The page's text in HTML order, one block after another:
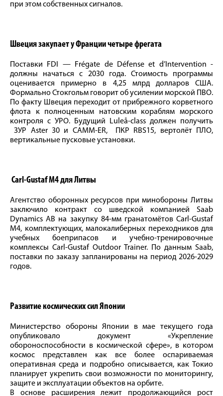
при этом собственных сигналов.
Швеция закупает у Франции четыре фрегата
Поставки FDI — Frégate de Défense et d’Intervention -
должны начаться с 2030 года. Стоимость программы
оценивается примерно в 4,25 млрд долларов США.
Формально Стокгольм говорит об усилении морской ПВО.
По факту Швеция переходит от прибрежного корветного
флота к полноценным натовским кораблям морского
контроля с УРО. Будущий Luleå-class должен получить
ЗУР Aster 30 и CAMM-ER, ПКР RBS15, вертолёт ПЛО,
вертикальные пусковые установки.
Carl-Gustaf M4 для Литвы
Агентство оборонных ресурсов при минобороны Литвы
заключило контракт со шведской компанией Saab
Dynamics AB на закупку 84-мм гранатомётов Carl-Gustaf
M4, комплектующих, малокалиберных переходников для
учебных боеприпасов и учебно-тренировочные
комплексы Carl-Gustaf Outdoor Trainer. По данным Saab,
поставки по заказу запланированы на период 2026-2029
годов.
Развитие космических сил Японии
Министерство обороны Японии в мае текущего года
опубликовало документ «Укрепление
обороноспособности в космической сфере», в котором
космос представлен как все более оспариваемая
оперативная среда и подробно описывается, как Токио
планирует укрепить свои возможности по мониторингу,
защите и эксплуатации объектов на орбите.
В основе расширения лежит продолжающийся рост